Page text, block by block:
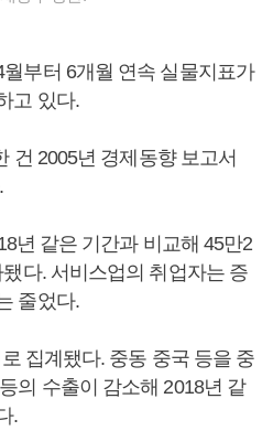
부터 6개월 연속 실물지표가
고 있다.
건 2005년 경제동향 보고서
년 같은 기간과 비교해 45만2
다. 서비스업의 취업자는 증
줄었다.
집계됐다. 중동 중국 등을 중
의 수출이 감소해 2018년 같
.